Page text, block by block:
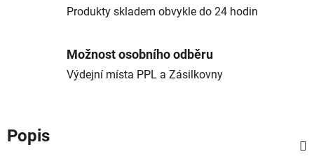
Produkty skladem obvykle do 24 hodin
Možnost osobního odběru
Výdejní místa PPL a Zásilkovny
Popis